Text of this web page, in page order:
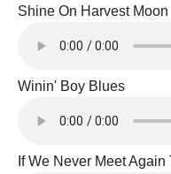
Shine On Harvest Moon
Winin' Boy Blues
If We Never Meet